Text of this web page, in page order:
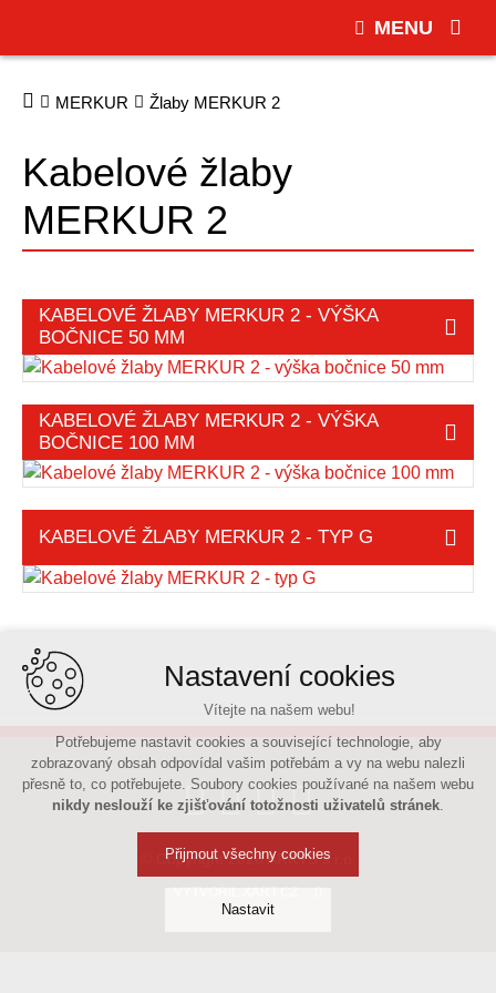
MERKUR Žlaby MERKUR 2
Kabelové žlaby
MERKUR 2
KABELOVÉ ŽLABY MERKUR 2 - VÝŠKA
BOČNICE 50 MM
KABELOVÉ ŽLABY MERKUR 2 - VÝŠKA
BOČNICE 100 MM
KABELOVÉ ŽLABY MERKUR 2 - TYP G
© Copyright 2026 ARKYS s.r.o.
VYTVOŘIL XART.CZ
MENU
Nastavení cookies
Vítejte na našem webu!
Potřebujeme nastavit cookies a související technologie, aby
zobrazovaný obsah odpovídal vašim potřebám a vy na webu nalezli
přesně to, co potřebujete. Soubory cookies používané na našem webu
nikdy neslouží ke zjišťování totožnosti uživatelů stránek.
Přijmout všechny cookies
Nastavit